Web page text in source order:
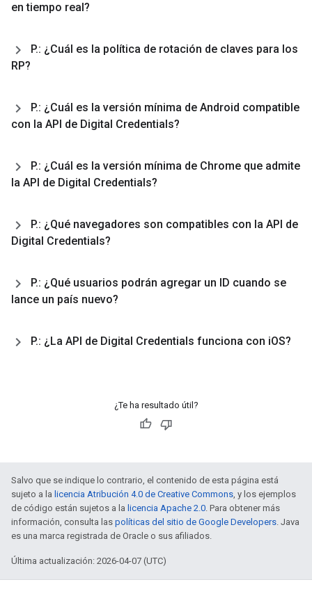
en tiempo real?
P.: ¿Cuál es la política de rotación de claves para los
RP?
P.: ¿Cuál es la versión mínima de Android compatible
con la API de Digital Credentials?
P.: ¿Cuál es la versión mínima de Chrome que admite
la API de Digital Credentials?
P.: ¿Qué navegadores son compatibles con la API de
Digital Credentials?
P.: ¿Qué usuarios podrán agregar un ID cuando se
lance un país nuevo?
P.: ¿La API de Digital Credentials funciona con iOS?
¿Te ha resultado útil?
Salvo que se indique lo contrario, el contenido de esta página está
sujeto a la licencia Atribución 4.0 de Creative Commons, y los ejemplos
de código están sujetos a la licencia Apache 2.0. Para obtener más
información, consulta las políticas del sitio de Google Developers. Java
es una marca registrada de Oracle o sus afiliados.
Última actualización: 2026-04-07 (UTC)